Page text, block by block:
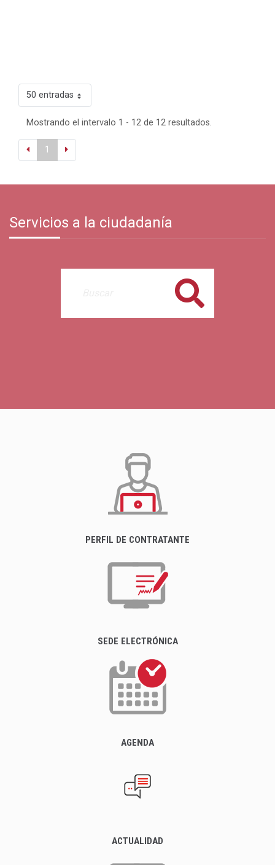
50 entradas
Mostrando el intervalo 1 - 12 de 12 resultados.
1
Servicios a la ciudadanía
Buscar
PERFIL DE CONTRATANTE
SEDE ELECTRÓNICA
AGENDA
ACTUALIDAD